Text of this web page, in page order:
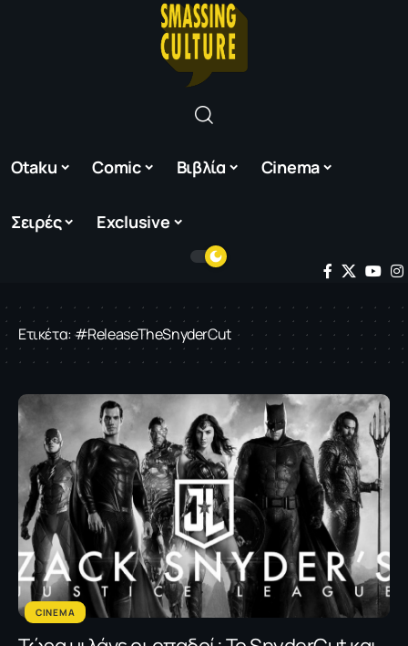
Otaku Comic Βιβλία Cinema
Σειρές Exclusive
Ετικέτα:#ReleaseTheSnyderCut
CINEMA